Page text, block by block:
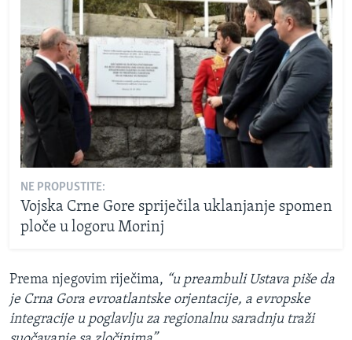
NE PROPUSTITE:
Vojska Crne Gore spriječila uklanjanje spomen
ploče u logoru Morinj
Prema njegovim riječima, “u preambuli Ustava piše da
je Crna Gora evroatlantske orjentacije, a evropske
integracije u poglavlju za regionalnu saradnju traži